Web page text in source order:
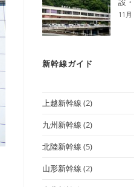
11月
新幹線ガイド
上越新幹線 (2)
九州新幹線 (2)
北陸新幹線 (5)
山形新幹線 (2)